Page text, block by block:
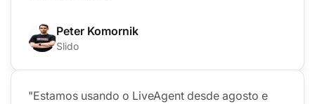
Peter Komornik
Slido
"Estamos usando o LiveAgent desde agosto e